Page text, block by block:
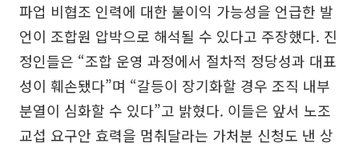
파업 비협조 인력에 대한 불이익 가능성을 언급한 발
언이 조합원 압박으로 해석될 수 있다고 주장했다. 진
정인들은 “조합 운영 과정에서 절차적 정당성과 대표
성이 훼손됐다”며 “갈등이 장기화할 경우 조직 내부
분열이 심화할 수 있다”고 밝혔다. 이들은 앞서 노조
교섭 요구안 효력을 멈춰달라는 가처분 신청도 낸 상